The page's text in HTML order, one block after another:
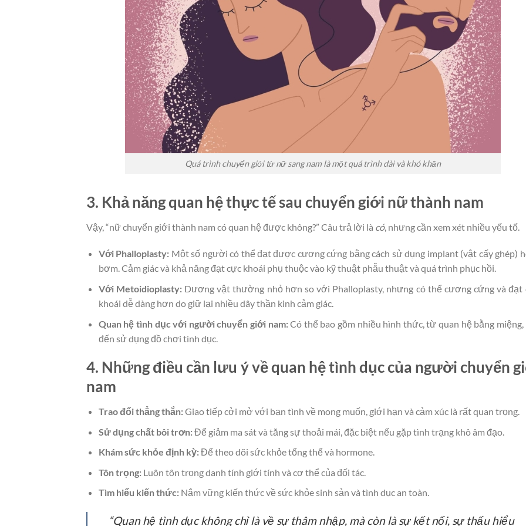
Quá trình chuyển giới từ nữ sang nam là một quá trình dài và khó khăn
3. Khả năng quan hệ thực tế sau chuyển giới nữ thành nam
Vậy, “nữ chuyển giới thành nam có quan hệ được không?” Câu trả lời là có, nhưng cần xem xét nhiều yếu tố.
Với Phalloplasty: Một số người có thể đạt được cương cứng bằng cách sử dụng implant (vật cấy ghép)
bơm. Cảm giác và khả năng đạt cực khoái phụ thuộc vào kỹ thuật phẫu thuật và quá trình phục hồi.
Với Metoidioplasty:Dương vật thường nhỏ hơn so với Phalloplasty, nhưng có thể cương cứng và đạt
khoái dễ dàng hơn do giữ lại nhiều dây thần kinh cảm giác.
Quan hệ tình dục với người chuyển giới nam:Có thể bao gồm nhiều hình thức, từ quan hệ bằng miệng,
đến sử dụng đồ chơi tình dục.
4. Những điều cần lưu ý về quan hệ tình dục của người chuyển
nam
Trao đổi thẳng thắn:Giao tiếp cởi mở với bạn tình về mong muốn, giới hạn và cảm xúc là rất quan trọng.
Sử dụng chất bôi trơn:Để giảm ma sát và tăng sự thoải mái, đặc biệt nếu gặp tình trạng khô âm đạo.
Khám sức khỏe định kỳ:Để theo dõi sức khỏe tổng thể và hormone.
Tôn trọng:Luôn tôn trọng danh tính giới tính và cơ thể của đối tác.
Tìm hiểu kiến thức:Nắm vững kiến thức về sức khỏe sinh sản và tình dục an toàn.
“Quan hệ tình dục không chỉ là về sự thâm nhập, mà còn là sự kết nối, sự thấu hiểu